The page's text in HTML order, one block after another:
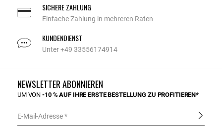
SICHERE ZAHLUNG
Einfache Zahlung in mehreren Raten
KUNDENDIENST
Unter +49 33556174914
NEWSLETTER ABONNIEREN
UM VON-10 % AUF IHRE ERSTE BESTELLUNG ZU PROFITIEREN*
E-Mail-Adresse